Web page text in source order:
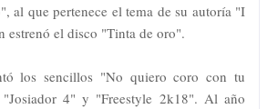
al que pertenece el tema de su autoría "I
estrenó el disco "Tinta de oro".
los sencillos "No quiero coro con tu
4" y "Freestyle 2k18". Al año